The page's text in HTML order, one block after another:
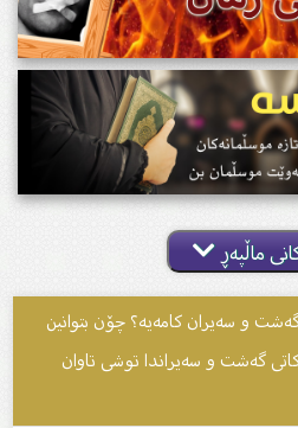
ماڵپەڕ
و سەیران کامەیە؟ چۆن بتوانین
گەشت و سەیراندا توشى تاوان